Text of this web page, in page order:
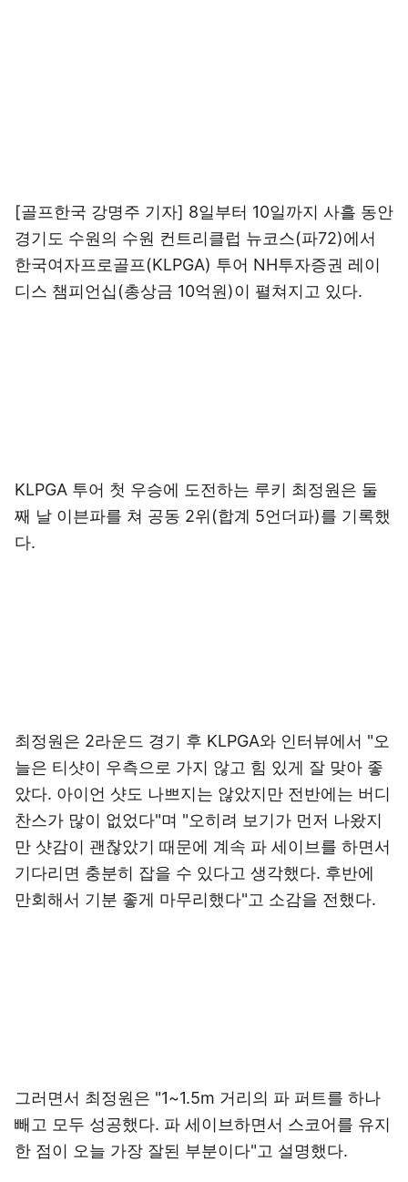
[골프한국 강명주 기자] 8일부터 10일까지 사흘 동안
경기도 수원의 수원 컨트리클럽 뉴코스(파72)에서
한국여자프로골프(KLPGA) 투어 NH투자증권 레이
디스 챔피언십(총상금 10억원)이 펼쳐지고 있다.
KLPGA 투어 첫 우승에 도전하는 루키 최정원은 둘
째 날 이븐파를 쳐 공동 2위(합계 5언더파)를 기록했
다.
최정원은 2라운드 경기 후 KLPGA와 인터뷰에서 "오
늘은 티샷이 우측으로 가지 않고 힘 있게 잘 맞아 좋
았다. 아이언 샷도 나쁘지는 않았지만 전반에는 버디
찬스가 많이 없었다"며 "오히려 보기가 먼저 나왔지
만 샷감이 괜찮았기 때문에 계속 파 세이브를 하면서
기다리면 충분히 잡을 수 있다고 생각했다. 후반에
만회해서 기분 좋게 마무리했다"고 소감을 전했다.
그러면서 최정원은 "1~1.5m 거리의 파 퍼트를 하나
빼고 모두 성공했다. 파 세이브하면서 스코어를 유지
한 점이 오늘 가장 잘된 부분이다"고 설명했다.